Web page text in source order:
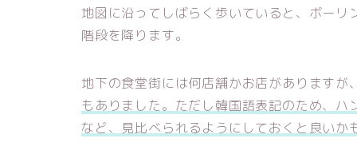
地図に沿ってしばらく歩いていると、ボー
階段を降ります。
地下の食堂街には何店舗かお店がありますが
もありました。ただし韓国語表記のため、
など、見比べられるようにしておくと良いか